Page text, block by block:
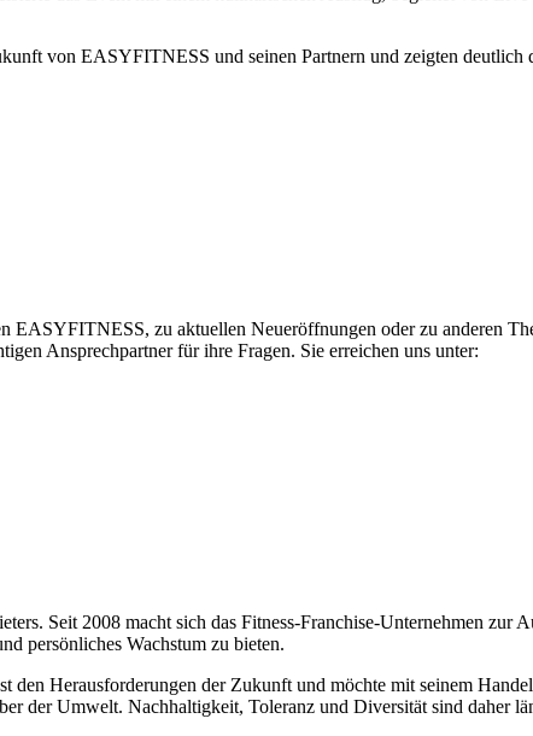
von EASYFITNESS und seinen Partnern und zeigten deutlich
EASYFITNESS, zu aktuellen Neueröffnungen oder zu anderen
Ansprechpartner für ihre Fragen. Sie erreichen uns unter:
Seit 2008 macht sich das Fitness-Franchise-Unternehmen
persönliches Wachstum zu bieten.
den Herausforderungen der Zukunft und möchte mit seinem
der Umwelt. Nachhaltigkeit, Toleranz und Diversität sind daher